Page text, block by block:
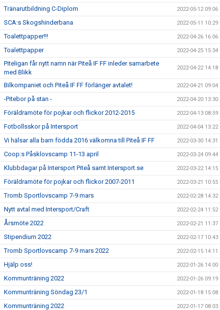
Tränarutbildning C-Diplom 2022-05-12 09:06
SCA:s Skogshinderbana 2022-05-11 10:29
Toalettpapper!!! 2022-04-26 16:06
Toalettpapper 2022-04-25 15:34
Piteligan får nytt namn när Piteå IF FF inleder samarbete
med Blikk
2022-04-22 14:18
Bilkompaniet och Piteå IF FF förlänger avtalet! 2022-04-21 09:04
-Pitebor på stan - 2022-04-20 13:30
Föräldramöte för pojkar och flickor 2012-2015 2022-04-13 08:59
Fotbollsskor på Intersport 2022-04-04 13:22
Vi hälsar alla barn födda 2016 välkomna till Piteå IF FF 2022-03-30 14:31
Coop:s Påsklovscamp 11-13 april 2022-03-24 09:44
Klubbdagar på Intersport Piteå samt Intersport.se 2022-03-22 14:15
Föräldramöte för pojkar och flickor 2007-2011 2022-03-21 10:55
Tromb Sportlovscamp 7-9 mars 2022-02-28 14:32
Nytt avtal med Intersport/Craft 2022-02-24 11:52
Årsmöte 2022 2022-02-21 11:37
Stipendium 2022 2022-02-17 10:43
Tromb Sportlovscamp 7-9 mars 2022 2022-02-15 14:11
Hjälp oss! 2022-01-26 14:00
Kommunträning 2022 2022-01-26 09:19
Kommunträning Söndag 23/1 2022-01-18 15:08
Kommunträning 2022 2022-01-17 08:03